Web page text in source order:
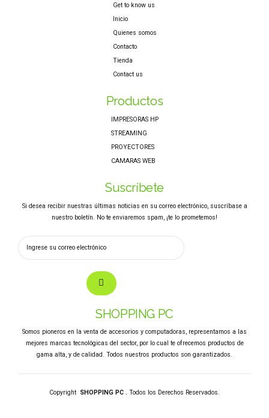
Get to know us
Inicio
Quienes somos
Contacto
Tienda
Contact us
Productos
IMPRESORAS HP
STREAMING
PROYECTORES
CAMARAS WEB
Suscríbete
Si desea recibir nuestras últimas noticias en su correo electrónico, suscríbase a
nuestro boletín. No te enviaremos spam, ¡te lo prometemos!
SHOPPING PC
Somos pioneros en la venta de accesorios y computadoras, representamos a las
mejores marcas tecnológicas del sector, por lo cual te ofrecemos productos de
gama alta, y de calidad. Todos nuestros productos son garantizados.
Copyright SHOPPING PC . Todos los Derechos Reservados.